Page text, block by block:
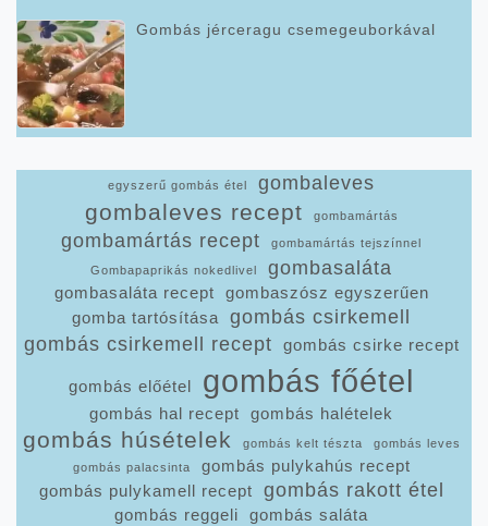
Gombás jérceragu csemegeuborkával
egyszerű gombás étel gombaleves
gombaleves recept gombamártás
gombamártás recept gombamártás tejszínnel
Gombapaprikás nokedlivel gombasaláta
gombasaláta recept
gombaszósz egyszerűen
gomba tartósítása
gombás csirkemell
gombás csirkemell recept
gombás csirke recept
gombás előétel gombás főétel
gombás hal recept gombás halételek
gombás húsételek gombás kelt tészta
gombás leves
gombás palacsinta
gombás pulykahús recept
gombás pulykamell recept
gombás rakott étel
gombás reggeli
gombás saláta